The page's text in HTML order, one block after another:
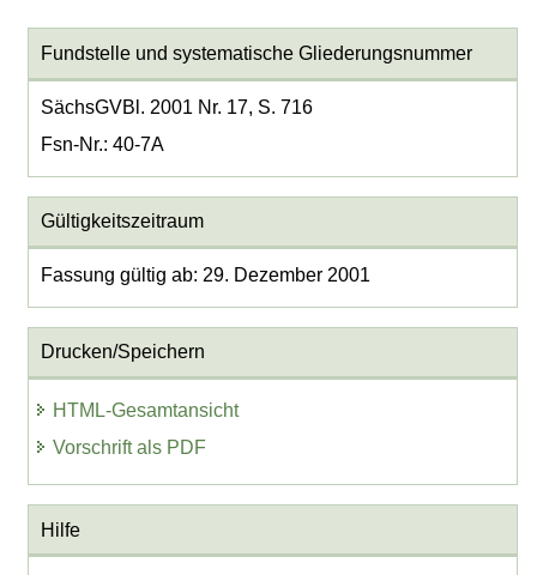
Fundstelle und systematische Gliederungsnummer
SächsGVBl. 2001 Nr. 17, S. 716
Fsn-Nr.: 40-7A
Gültigkeitszeitraum
Fassung gültig ab: 29. Dezember 2001
Drucken/Speichern
HTML-Gesamtansicht
Vorschrift als PDF
Hilfe